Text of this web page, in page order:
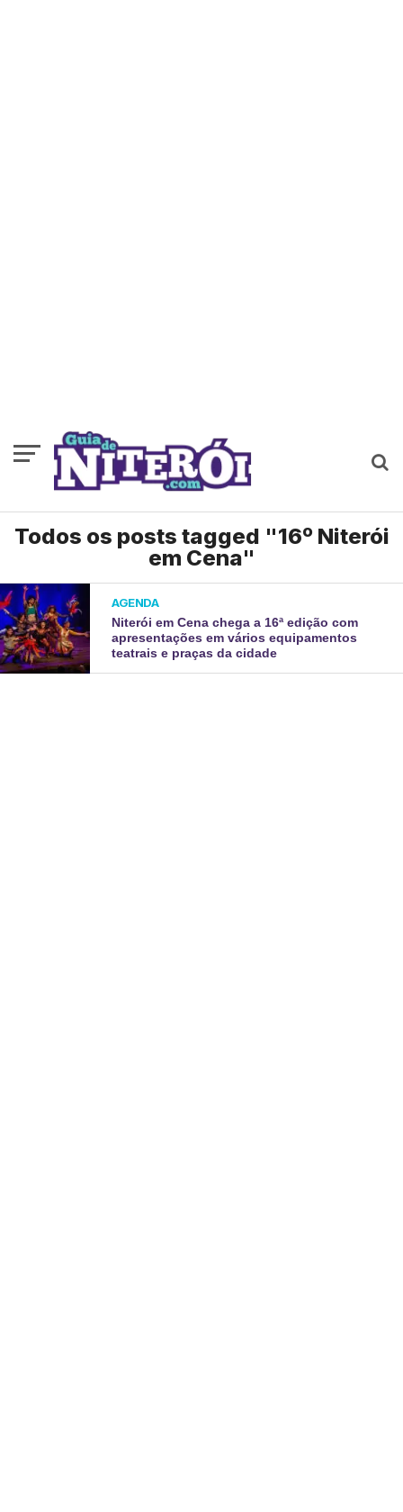
Todos os posts tagged "16º Niterói
em Cena"
AGENDA
Niterói em Cena chega a 16ª edição com
apresentações em vários equipamentos
teatrais e praças da cidade